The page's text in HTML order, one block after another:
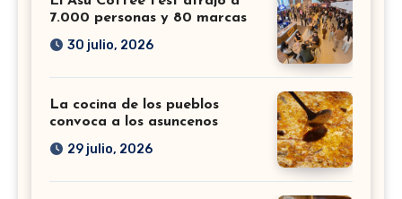
7.000 personas y 80 marcas
30 julio, 2026
La cocina de los pueblos
convoca a los asuncenos
29 julio, 2026